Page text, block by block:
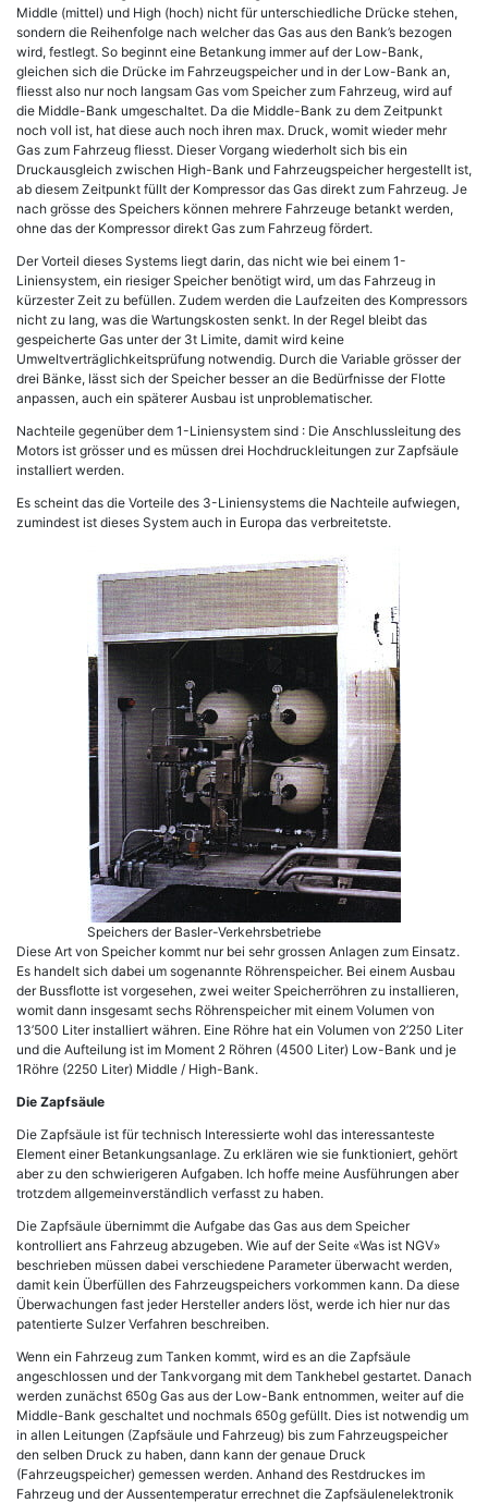
Middle (mittel) und High (hoch) nicht für unterschiedliche Drücke stehen,
sondern die Reihenfolge nach welcher das Gas aus den Bank’s bezogen
wird, festlegt. So beginnt eine Betankung immer auf der Low-Bank,
gleichen sich die Drücke im Fahrzeugspeicher und in der Low-Bank an,
fliesst also nur noch langsam Gas vom Speicher zum Fahrzeug, wird auf
die Middle-Bank umgeschaltet. Da die Middle-Bank zu dem Zeitpunkt
noch voll ist, hat diese auch noch ihren max. Druck, womit wieder mehr
Gas zum Fahrzeug fliesst. Dieser Vorgang wiederholt sich bis ein
Druckausgleich zwischen High-Bank und Fahrzeugspeicher hergestellt ist,
ab diesem Zeitpunkt füllt der Kompressor das Gas direkt zum Fahrzeug. Je
nach grösse des Speichers können mehrere Fahrzeuge betankt werden,
ohne das der Kompressor direkt Gas zum Fahrzeug fördert.
Der Vorteil dieses Systems liegt darin, das nicht wie bei einem 1-
Liniensystem, ein riesiger Speicher benötigt wird, um das Fahrzeug in
kürzester Zeit zu befüllen. Zudem werden die Laufzeiten des Kompressors
nicht zu lang, was die Wartungskosten senkt. In der Regel bleibt das
gespeicherte Gas unter der 3t Limite, damit wird keine
Umweltverträglichkeitsprüfung notwendig. Durch die Variable grösser der
drei Bänke, lässt sich der Speicher besser an die Bedürfnisse der Flotte
anpassen, auch ein späterer Ausbau ist unproblematischer.
Nachteile gegenüber dem 1-Liniensystem sind : Die Anschlussleitung des
Motors ist grösser und es müssen drei Hochdruckleitungen zur Zapfsäule
installiert werden.
Es scheint das die Vorteile des 3-Liniensystems die Nachteile aufwiegen,
zumindest ist dieses System auch in Europa das verbreitetste.
Speichers der Basler-Verkehrsbetriebe
Diese Art von Speicher kommt nur bei sehr grossen Anlagen zum Einsatz.
Es handelt sich dabei um sogenannte Röhrenspeicher. Bei einem Ausbau
der Bussflotte ist vorgesehen, zwei weiter Speicherröhren zu installieren,
womit dann insgesamt sechs Röhrenspeicher mit einem Volumen von
13’500 Liter installiert währen. Eine Röhre hat ein Volumen von 2’250 Liter
und die Aufteilung ist im Moment 2 Röhren (4500 Liter) Low-Bank und je
1Röhre (2250 Liter) Middle / High-Bank.
Die Zapfsäule
Die Zapfsäule ist für technisch Interessierte wohl das interessanteste
Element einer Betankungsanlage. Zu erklären wie sie funktioniert, gehört
aber zu den schwierigeren Aufgaben. Ich hoffe meine Ausführungen aber
trotzdem allgemeinverständlich verfasst zu haben.
Die Zapfsäule übernimmt die Aufgabe das Gas aus dem Speicher
kontrolliert ans Fahrzeug abzugeben. Wie auf der Seite «Was ist NGV»
beschrieben müssen dabei verschiedene Parameter überwacht werden,
damit kein Überfüllen des Fahrzeugspeichers vorkommen kann. Da diese
Überwachungen fast jeder Hersteller anders löst, werde ich hier nur das
patentierte Sulzer Verfahren beschreiben.
Wenn ein Fahrzeug zum Tanken kommt, wird es an die Zapfsäule
angeschlossen und der Tankvorgang mit dem Tankhebel gestartet. Danach
werden zunächst 650g Gas aus der Low-Bank entnommen, weiter auf die
Middle-Bank geschaltet und nochmals 650g gefüllt. Dies ist notwendig um
in allen Leitungen (Zapfsäule und Fahrzeug) bis zum Fahrzeugspeicher
den selben Druck zu haben, dann kann der genaue Druck
(Fahrzeugspeicher) gemessen werden. Anhand des Restdruckes im
Fahrzeug und der Aussentemperatur errechnet die Zapfsäulenelektronik